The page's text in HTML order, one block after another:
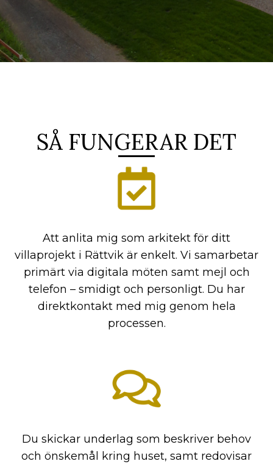
SÅ FUNGERAR DET
Att anlita mig som arkitekt för ditt
villaprojekt i Rättvik är enkelt. Vi samarbetar
primärt via digitala möten samt mejl och
telefon – smidigt och personligt. Du har
direktkontakt med mig genom hela
processen.
Du skickar underlag som beskriver behov
och önskemål kring huset, samt redovisar